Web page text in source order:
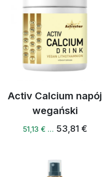
Activ Calcium napój
wegański
51,13 € … 53,81 €